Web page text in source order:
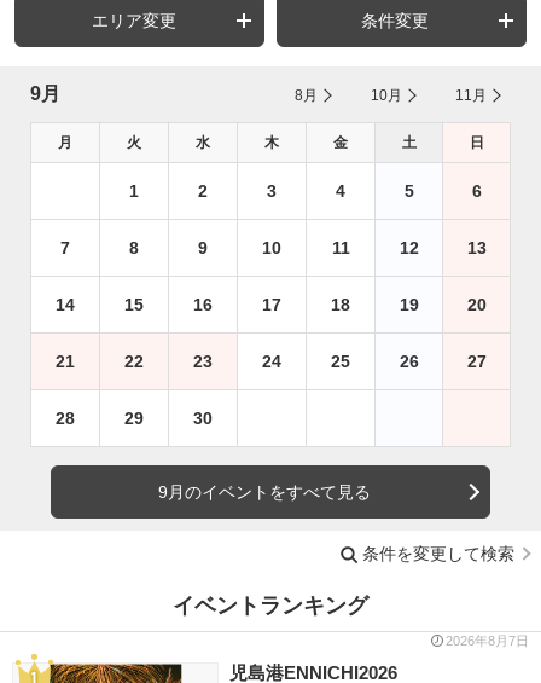
エリア変更 条件変更
9月 8月 10月 11月
月 火 水 木 金 土 日
1 2 3 4 5 6
7 8 9 10 11 12 13
14 15 16 17 18 19 20
21 22 23 24 25 26 27
28 29 30
9月のイベントをすべて見る
条件を変更して検索
イベントランキング
2026年8月7日
児島港ENNICHI2026